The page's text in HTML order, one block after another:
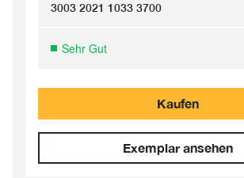
3003 2021 1033 3700
Sehr Gut
Kaufen
Exemplar ansehen